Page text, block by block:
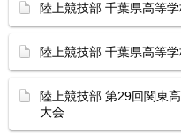
陸上競技部 千葉県高等
陸上競技部 千葉県高等
陸上競技部 第29回関東
大会